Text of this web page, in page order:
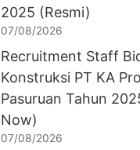
2025 (Resmi)
07/08/2026
Recruitment Staff
Konstruksi PT KA
Pasuruan Tahun
Now)
07/08/2026